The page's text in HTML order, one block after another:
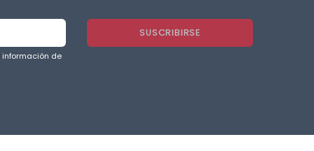
información de